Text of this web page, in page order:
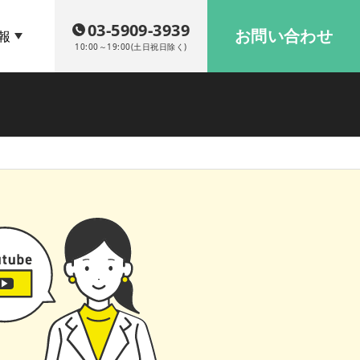
03-5909-3939
10:00～19:00(土日祝日除く) お問い合わせ